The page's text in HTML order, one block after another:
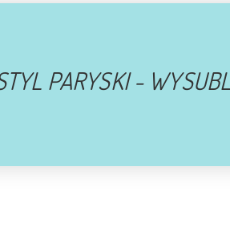
PARYSKI-